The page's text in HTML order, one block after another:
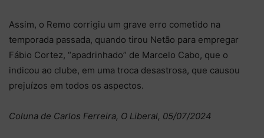
Assim, o Remo corrigiu um grave erro cometido na
temporada passada, quando tirou Netão para empregar
Fábio Cortez, “apadrinhado” de Marcelo Cabo, que o
indicou ao clube, em uma troca desastrosa, que causou
prejuízos em todos os aspectos.
Coluna de Carlos Ferreira, O Liberal, 05/07/2024